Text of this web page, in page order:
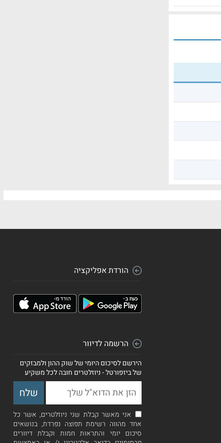
הורדת אפליקציה
הרשמה לדיוור
הירשם לסיכום היומי של שוק ההון ולמבזקים
של ביזפורטל - ניוזלטרים חובה לכל משקיע
אני מאשר קבלת שני ניוזלטרים, אשר כל
אחד מהווה רשימת תפוצה נפרדת, בנושאים
סיכום יומי והתראות חמות וקבלת דיוורים